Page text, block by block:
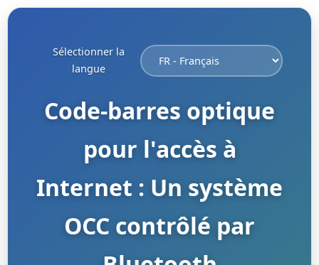
Sélectionner la
langue
Code-barres optique
pour l'accès à
Internet : Un système
OCC contrôlé par